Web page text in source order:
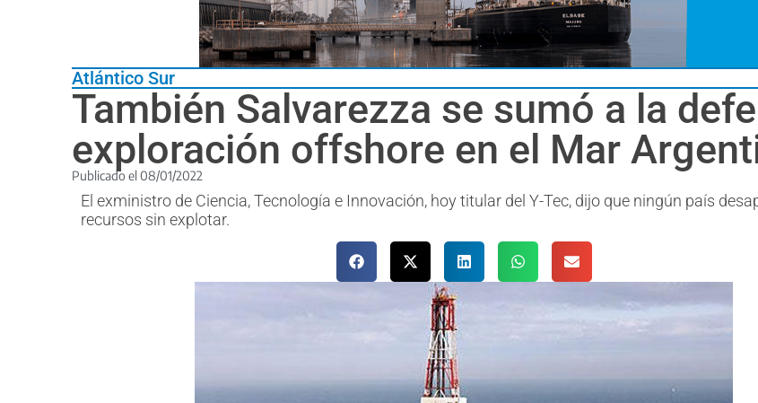
Atlántico Sur
También Salvarezza se sumó a la
exploración offshore en el Mar
Publicado el 08/01/2022
El exministro de Ciencia, Tecnología e Innovación, hoy titular del Y-Tec, dijo que ningún país
recursos sin explotar.